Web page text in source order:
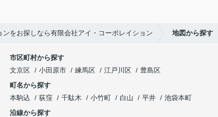
をお探しなら有限会社アイ・コーポレイション 地図から探す
市区町村から探す
文京区
小田原市 練馬区 江戸川区
豊島区
町名から探す
本駒込
荻窪 千駄木 小竹町 白山 平井
池袋本町
沿線から探す